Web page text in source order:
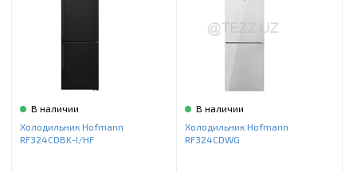
В наличии
Холодильник Hofmann
RF324CDBK-I/HF
В наличии
Холодильник Hofmann
RF324CDWG